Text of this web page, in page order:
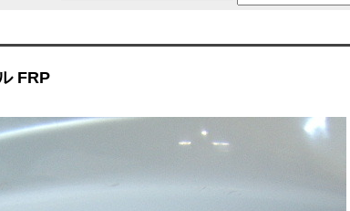
FRP